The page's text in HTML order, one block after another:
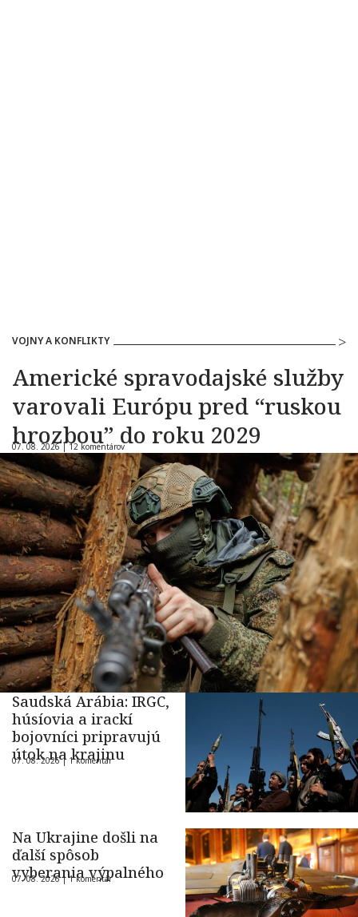
VOJNY A KONFLIKTY
Americké spravodajské služby
varovali Európu pred “ruskou
hrozbou” do roku 2029
07. 08. 2026 |12 komentárov
Saudská Arábia: IRGC,
húsíovia a irackí
bojovníci pripravujú
útok na krajinu
07. 08. 2026 | 1 komentár
Na Ukrajine došli na
ďalší spôsob
vyberania výpalného
07. 08. 2026 |1 komentár